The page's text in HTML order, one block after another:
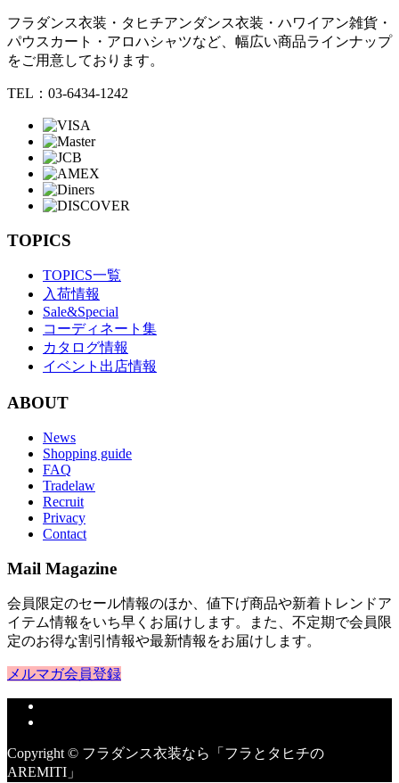
フラダンス衣装・タヒチアンダンス衣装・ハワイアン雑貨・
パウスカート・アロハシャツなど、幅広い商品ラインナップ
をご用意しております。
TEL：03-6434-1242
TOPICS
TOPICS一覧
入荷情報
Sale&Special
コーディネート集
カタログ情報
イベント出店情報
ABOUT
News
Shopping guide
FAQ
Tradelaw
Recruit
Privacy
Contact
Mail Magazine
会員限定のセール情報のほか、値下げ商品や新着トレンドア
イテム情報をいち早くお届けします。また、不定期で会員限
定のお得な割引情報や最新情報をお届けします。
メルマガ会員登録
Copyright © フラダンス衣装なら「フラとタヒチの
AREMITI」